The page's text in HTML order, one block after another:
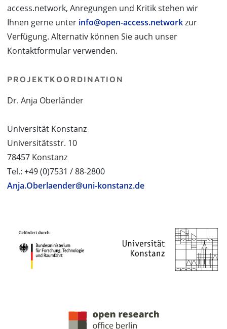
access.network, Anregungen und Kritik stehen wir
Ihnen gerne unter info@open-access.networkzur
Verfügung. Alternativ können Sie auch unser
Kontaktformular verwenden.
PROJEKTKOORDINATION
Dr. Anja Oberländer
Universität Konstanz
Universitätsstr. 10
78457 Konstanz
Tel.: +49 (0)7531 / 88-2800
Anja.Oberlaender@uni-konstanz.de